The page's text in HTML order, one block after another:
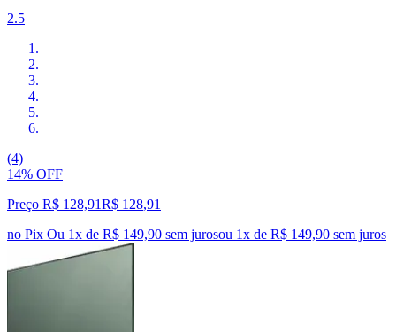
2.5
(4)
14% OFF
Preço R$ 128,91R$ 128,91
no Pix Ou 1x de R$ 149,90 sem jurosou 1x de R$ 149,90 sem juros